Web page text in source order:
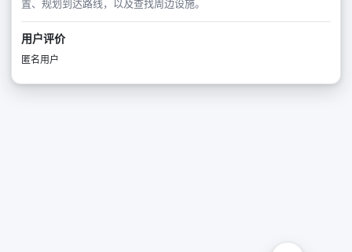
置、规划到达路线，以及查找周边设施。
用户评价
匿名用户